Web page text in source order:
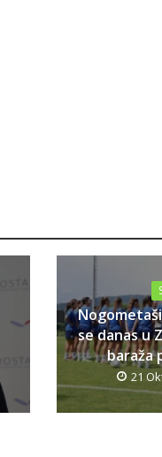
se danas u
baraža
21